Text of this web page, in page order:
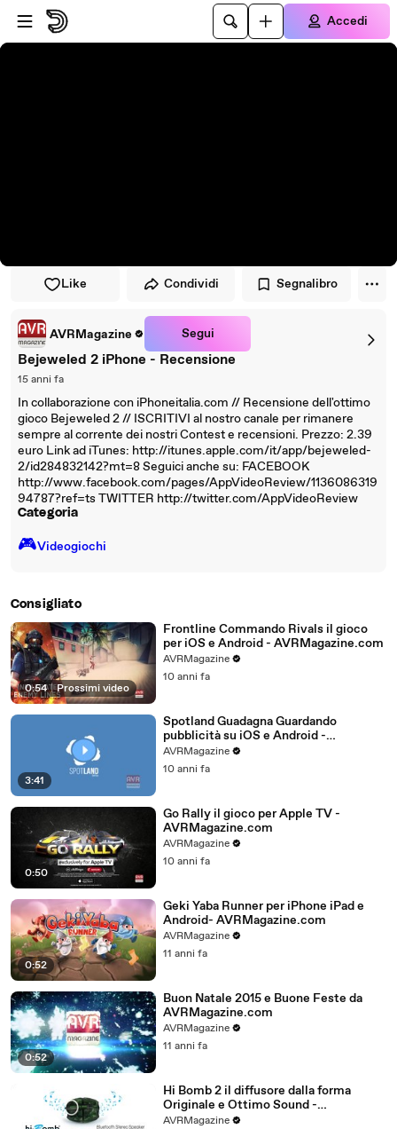
Vai al lettore
Passa al contenuto principale
Accedi
Like Condividi Segnalibro
AVRMagazine Segui
Bejeweled 2 iPhone - Recensione
15 anni fa
In collaborazione con iPhoneitalia.com // Recensione dell'ottimo
gioco Bejeweled 2 // ISCRITIVI al nostro canale per rimanere
sempre al corrente dei nostri Contest e recensioni. Prezzo: 2.39
euro Link ad iTunes: http://itunes.apple.com/it/app/bejeweled-
2/id284832142?mt=8 Seguici anche su: FACEBOOK
http://www.facebook.com/pages/AppVideoReview/1136086319
94787?ref=ts TWITTER http://twitter.com/AppVideoReview
Categoria
🎮️Videogiochi
Consigliato
0:54 | Prossimi video
Frontline Commando Rivals il gioco
per iOS e Android - AVRMagazine.com
AVRMagazine
10 anni fa
3:41
Spotland Guadagna Guardando
pubblicità su iOS e Android -
AVRMagazine.com
AVRMagazine
10 anni fa
0:50
Go Rally il gioco per Apple TV -
AVRMagazine.com
AVRMagazine
10 anni fa
0:52
Geki Yaba Runner per iPhone iPad e
Android- AVRMagazine.com
AVRMagazine
11 anni fa
0:52
Buon Natale 2015 e Buone Feste da
AVRMagazine.com
AVRMagazine
11 anni fa
Hi Bomb 2 il diffusore dalla forma
Originale e Ottimo Sound -
AVRMagazine.com
AVRMagazine